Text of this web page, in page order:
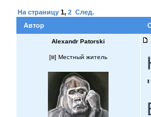
На страницу 1, 2 След.
Автор
Alexandr Patorski
[ ] Местный житель